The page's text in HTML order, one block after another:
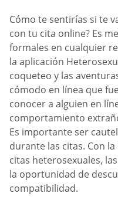
Cómo te sentirías si te
con tu cita online? Es
formales en cualquier
la aplicación
coqueteo y las
cómodo en línea que
conocer a alguien en
comportamiento
Es importante ser
durante las citas. Con
citas heterosexuales,
la oportunidad de
compatibilidad.